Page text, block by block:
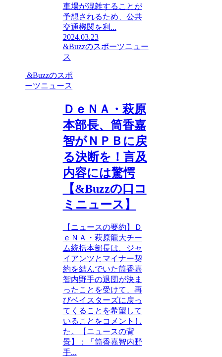
車場が混雑することが
予想されるため、公共
交通機関を利...
2024.03.23
&Buzzのスポーツニュー
ス
&Buzzのスポ
ーツニュース
ＤｅＮＡ・萩原
本部長、筒香嘉
智がＮＰＢに戻
る決断を！言及
内容には驚愕
【&Buzzの口コ
ミニュース】
【ニュースの要約】Ｄ
ｅＮＡ・萩原龍大チー
ム統括本部長は、ジャ
イアンツとマイナー契
約を結んでいた筒香嘉
智内野手の退団が決ま
ったことを受けて、再
びベイスターズに戻っ
てくることを希望して
いることをコメントし
た。【ニュースの背
景】：「筒香嘉智内野
手...